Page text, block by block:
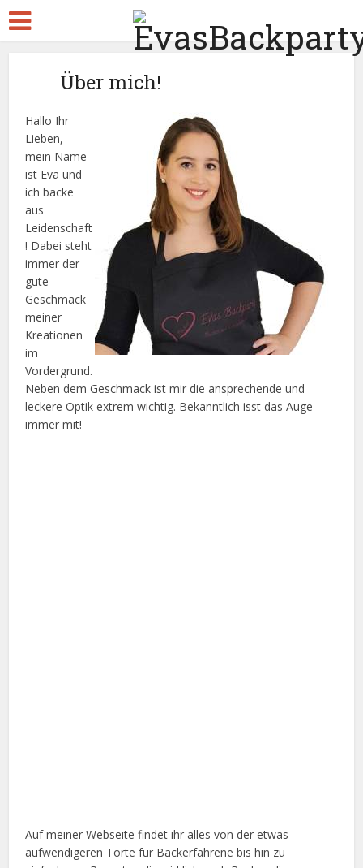
Über mich!
Hallo Ihr
Lieben,
mein Name
ist Eva und
ich backe
aus
Leidenschaft
! Dabei steht
immer der
gute
Geschmack
meiner
Kreationen
im
Vordergrund.
Neben dem Geschmack ist mir die ansprechende und
leckere Optik extrem wichtig. Bekanntlich isst das Auge
immer mit!
Auf meiner Webseite findet ihr alles von der etwas
aufwendigeren Torte für Backerfahrene bis hin zu